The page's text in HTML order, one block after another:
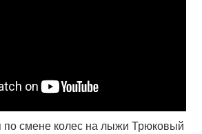
по смене колес на лыжи Трюковый